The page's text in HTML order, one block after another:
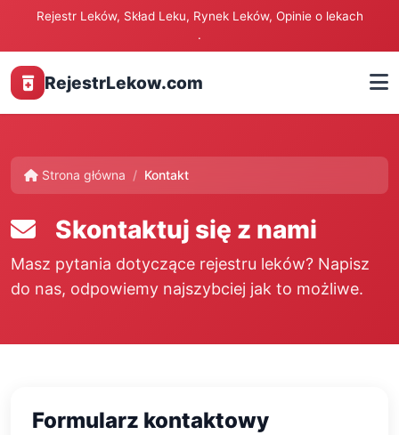
Rejestr Leków, Skład Leku, Rynek Leków, Opinie o lekach
.
RejestrLekow.com
Strona główna Kontakt
Skontaktuj się z nami
Masz pytania dotyczące rejestru leków? Napisz
do nas, odpowiemy najszybciej jak to możliwe.
Formularz kontaktowy